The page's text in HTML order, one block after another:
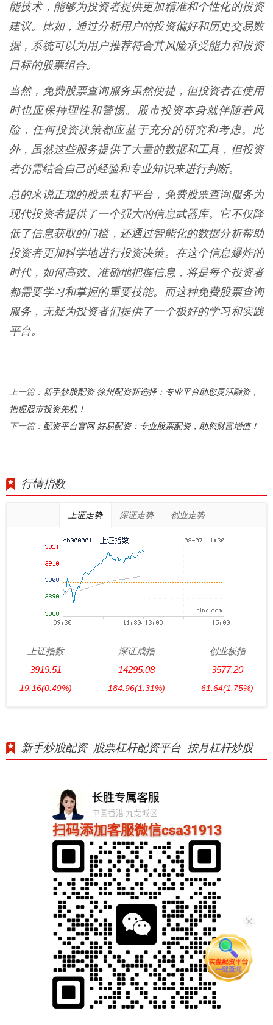
能技术，能够为投资者提供更加精准和个性化的投资
建议。比如，通过分析用户的投资偏好和历史交易数
据，系统可以为用户推荐符合其风险承受能力和投资
目标的股票组合。
当然，免费股票查询服务虽然便捷，但投资者在使用
时也应保持理性和警惕。股市投资本身就伴随着风
险，任何投资决策都应基于充分的研究和考虑。此
外，虽然这些服务提供了大量的数据和工具，但投资
者仍需结合自己的经验和专业知识来进行判断。
总的来说正规的股票杠杆平台，免费股票查询服务为
现代投资者提供了一个强大的信息武器库。它不仅降
低了信息获取的门槛，还通过智能化的数据分析帮助
投资者更加科学地进行投资决策。在这个信息爆炸的
时代，如何高效、准确地把握信息，将是每个投资者
都需要学习和掌握的重要技能。而这种免费股票查询
服务，无疑为投资者们提供了一个极好的学习和实践
平台。
上一篇： 新手炒股配资 徐州配资新选择：专业平台助您灵活融资，
把握股市投资先机！
下一篇： 配资平台官网 好易配资：专业股票配资，助您财富增值！
行情指数
上证走势 深证走势 创业走势
上证指数
3919.51
19.16(0.49%)
深证成指
14295.08
184.96(1.31%)
创业板指
3577.20
61.64(1.75%)
新手炒股配资_股票杠杆配资平台_按月杠杆炒股